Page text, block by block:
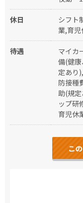
休日
シフト
業,育児
待遇
マイカ
備(健
定あり
防接種
助(規
ップ研
育児休